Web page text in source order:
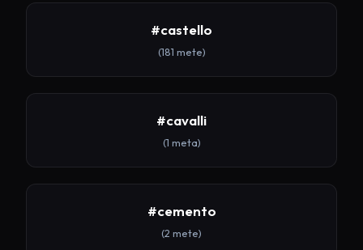
#castello
(181 mete)
#cavalli
(1 meta)
#cemento
(2 mete)